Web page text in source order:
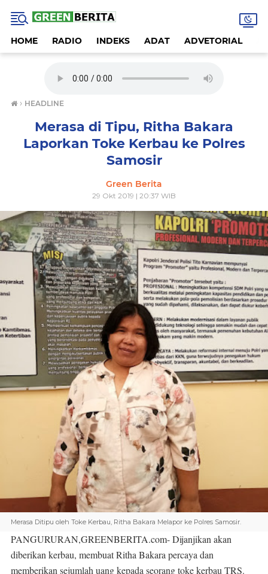
HOME RADIO INDEKS ADAT ADVETORIAL
› HEADLINE
Merasa di Tipu, Ritha Bakara
Laporkan Toke Kerbau ke Polres
Samosir
Green Berita
29 Okt 2019 | 20:37 WIB
Merasa Ditipu oleh Toke Kerbau, Ritha Bakara Melapor ke Polres Samosir.
PANGURURAN,GREENBERITA.com-Dijanjikan akan
diberikan kerbau, membuat Ritha Bakara percaya dan
memberikan sejumlah uang kepada seorang toke kerbau TRS.